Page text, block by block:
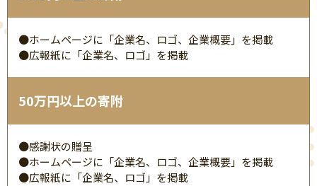
●ホームページに「企業名、ロゴ、企業概要」を掲載
●広報紙に「企業名、ロゴ」を掲載
50万円以上の寄附
●感謝状の贈呈
●ホームページに「企業名、ロゴ、企業概要」を掲載
●広報紙に「企業名、ロゴ」を掲載